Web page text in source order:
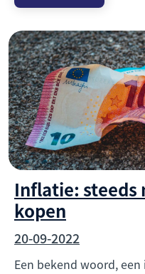
Inflatie: steeds
kopen
20-09-2022
Een bekend woord,